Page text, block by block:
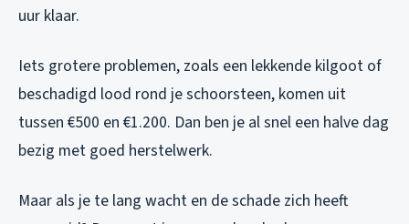
uur klaar.
Iets grotere problemen, zoals een lekkende kilgoot of
beschadigd lood rond je schoorsteen, komen uit
tussen €500 en €1.200. Dan ben je al snel een halve dag
bezig met goed herstelwerk.
Maar als je te lang wacht en de schade zich heeft